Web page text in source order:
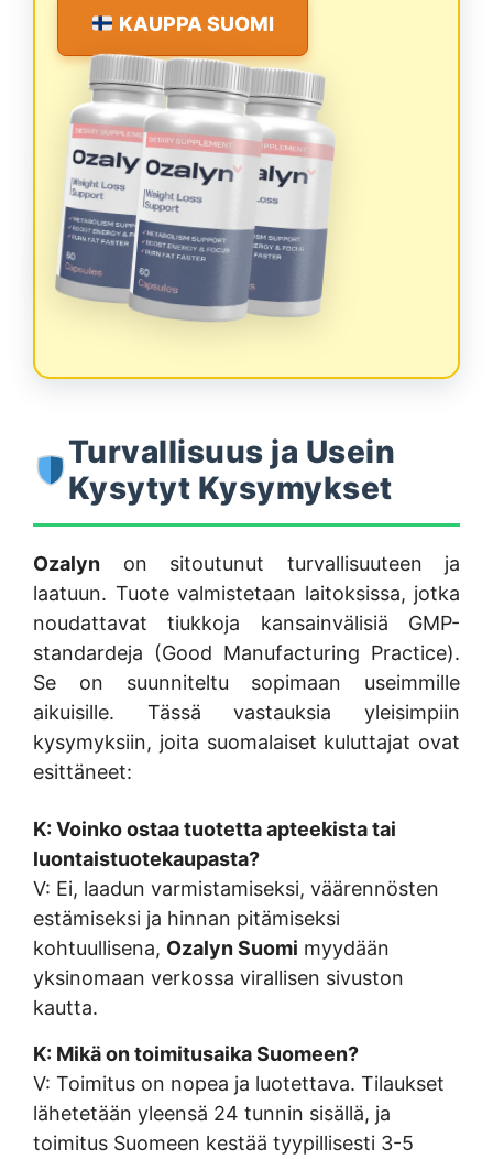
KAUPPA SUOMI
Turvallisuus ja Usein
Kysytyt Kysymykset
Ozalyn on sitoutunut turvallisuuteen ja
laatuun. Tuote valmistetaan laitoksissa, jotka
noudattavat tiukkoja kansainvälisiä GMP-
standardeja (Good Manufacturing Practice).
Se on suunniteltu sopimaan useimmille
aikuisille. Tässä vastauksia yleisimpiin
kysymyksiin, joita suomalaiset kuluttajat ovat
esittäneet:
K: Voinko ostaa tuotetta apteekista tai
luontaistuotekaupasta?
V: Ei, laadun varmistamiseksi, väärennösten
estämiseksi ja hinnan pitämiseksi
kohtuullisena, Ozalyn Suomi myydään
yksinomaan verkossa virallisen sivuston
kautta.
K: Mikä on toimitusaika Suomeen?
V: Toimitus on nopea ja luotettava. Tilaukset
lähetetään yleensä 24 tunnin sisällä, ja
toimitus Suomeen kestää tyypillisesti 3-5